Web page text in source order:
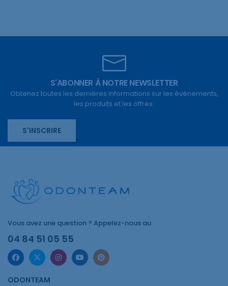
S'ABONNER À NOTRE NEWSLETTER
Obtenez toutes les dernières informations sur les événements,
les produits et les offres.
S'INSCRIRE
Vous avez une question ? Appelez-nous au
04 84 51 05 55
ODONTEAM